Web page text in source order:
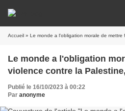
Accueil » Le monde a l'obligation morale de mettre fin à la
Le monde a l'obligation
violence contre la
Publié le 16/10/2023 à 00:22
Par anonyme